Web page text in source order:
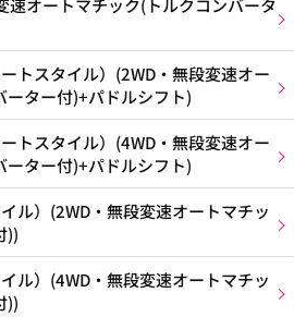
トスタイル）(2WD・無段変速オー
ーター付)+パドルシフト)
トスタイル）(4WD・無段変速オー
ーター付)+パドルシフト)
ル）(2WD・無段変速オートマチッ
))
ル）(4WD・無段変速オートマチッ
))